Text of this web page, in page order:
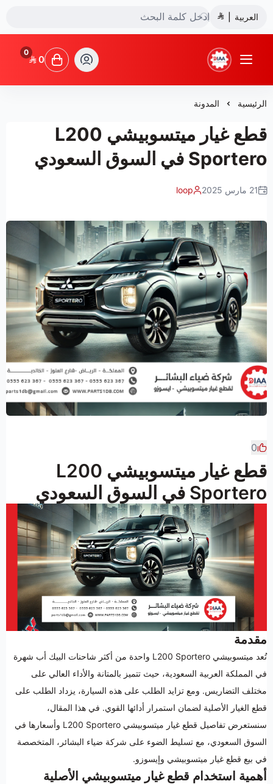
العربية
شركة ضياء البشائر للتجارة
0
0
الرئيسية المدونة
قطع غيار ميتسوبيشي L200
Sportero في السوق السعودي
21 مارس 2025 loop
0
قطع غيار ميتسوبيشي L200
Sportero في السوق السعودي
مقدمة
تُعد ميتسوبيشي L200 Sportero واحدة من أكثر شاحنات البيك أب شهرة
في المملكة العربية السعودية، حيث تتميز بالمتانة والأداء العالي على
مختلف التضاريس. ومع تزايد الطلب على هذه السيارة، يزداد الطلب على
قطع الغيار الأصلية لضمان استمرار أدائها القوي. في هذا المقال،
سنستعرض تفاصيل قطع غيار ميتسوبيشي L200 Sportero وأسعارها في
السوق السعودي، مع تسليط الضوء على شركة ضياء البشائر، المتخصصة
في بيع قطع غيار ميتسوبيشي وإيسوزو.
أهمية استخدام قطع غيار ميتسوبيشي الأصلية